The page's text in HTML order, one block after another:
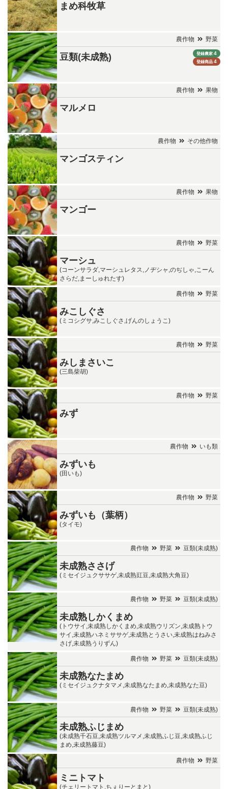
まめ科牧草
農作物 野菜
登録農家 4
登録商品 4
豆類(未成熟)
農作物 果物
マルメロ
農作物 その他作物
マンゴスティン
農作物 果物
マンゴー
農作物 野菜
マーシュ
(コーンサラダ,マーシュレタス,ノヂシャ,のぢしゃ,こーん
さらだ,まーしゅれたす)
農作物 野菜
みこしぐさ
(ミコシグサ,みこしぐさ,げんのしょうこ)
農作物 野菜
みしまさいこ
(三島柴胡)
農作物 野菜
みず
農作物 いも類
みずいも
(田いも)
農作物 野菜
みずいも（葉柄）
(タイモ)
農作物 野菜 豆類(未成熟)
未成熟ささげ
(ミセイジュクササゲ,未成熟豇豆,未成熟大角豆)
農作物 野菜 豆類(未成熟)
未成熟しかくまめ
(トウサイ,未成熟しかくまめ,未成熟ウリズン,未成熟トウ
サイ,未成熟ハネミササゲ,未成熟とうさい,未成熟はねみさ
さげ,未成熟うりずん)
農作物 野菜 豆類(未成熟)
未成熟なたまめ
(ミセイジュクナタマメ,未成熟なたまめ,未成熟なた豆)
農作物 野菜 豆類(未成熟)
未成熟ふじまめ
(未成熟千石豆,未成熟ツルマメ,未成熟ふじ豆,未成熟ふじ
まめ,未成熟藤豆)
農作物 野菜
ミニトマト
(チェリートマト,ちぇりーとまと)